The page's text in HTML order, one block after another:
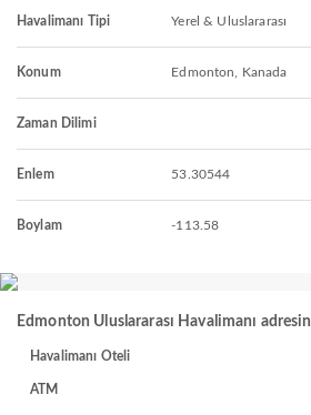
Havalimanı Tipi Yerel & Uluslararası
Konum Edmonton, Kanada
Zaman Dilimi
Enlem 53.30544
Boylam -113.58
Edmonton Uluslararası Havalimanı
Havalimanı Oteli
ATM